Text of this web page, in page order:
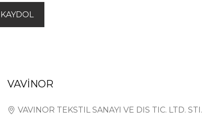
KAYDOL
VAVİNOR
VAVINOR TEKSTIL SANAYI VE DIS TIC. LTD. STI.